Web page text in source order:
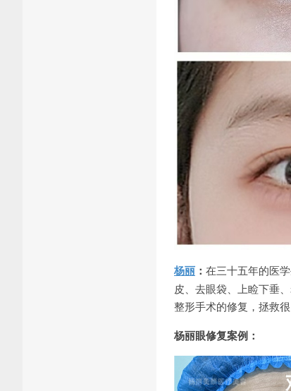
杨丽 ： 在三十五年的医
皮、去眼袋、上睑下垂
整形手术的修复，拯救
杨丽眼修复案例：